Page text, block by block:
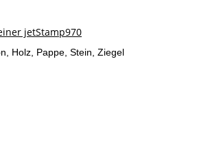
jetStamp970
Holz, Pappe, Stein, Ziegel